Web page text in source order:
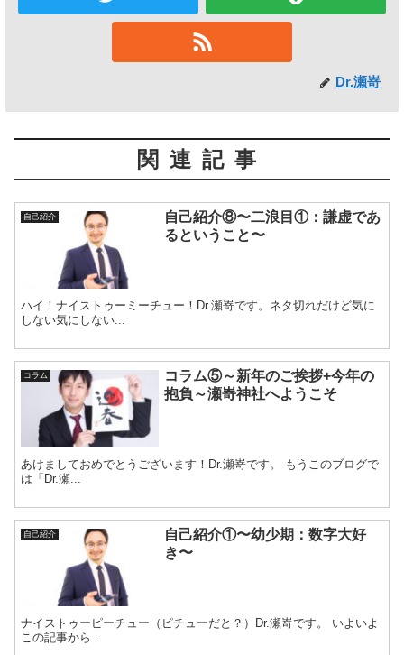
Dr.瀬嵜
関連記事
自己紹介
自己紹介⑧〜二浪目①：謙虚であ
るということ〜
ハイ！ナイストゥーミーチュー！Dr.瀬嵜です。ネタ切れだけど気に
しない気にしない...
コラム
コラム⑤～新年のご挨拶+今年の
抱負～瀬嵜神社へようこそ
あけましておめでとうございます！Dr.瀬嵜です。 もうこのブログで
は「Dr.瀬...
自己紹介
自己紹介①〜幼少期：数字大好
き〜
ナイストゥーピーチュー（ピチューだと？）Dr.瀬嵜です。 いよいよ
この記事から...